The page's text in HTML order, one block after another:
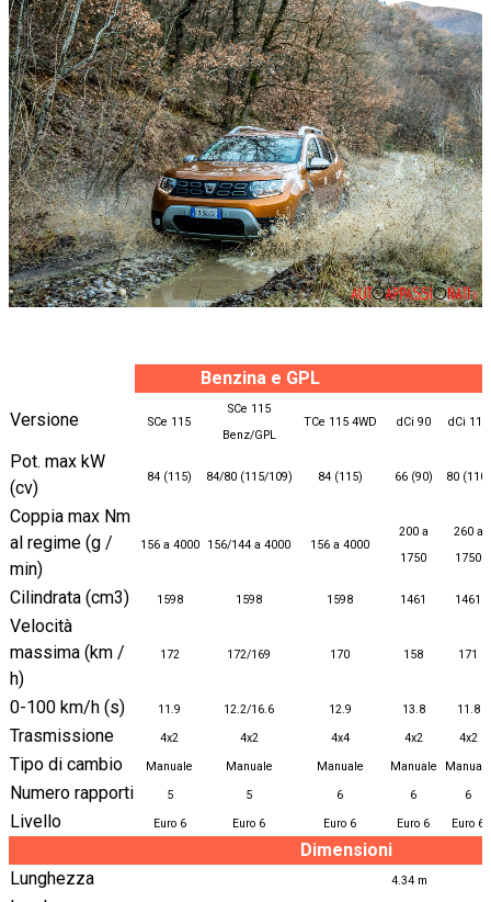
Benzina e GPL
Versione
SCe 115
SCe 115
Benz/GPL
TCe 115 4WD dCi 90 dCi 110
Pot. max kW
(cv)
84 (115) 84/80 (115/109) 84 (115) 66 (90) 80 (110)
Coppia max Nm
al regime (g /
min)
156 a 4000 156/144 a 4000 156 a 4000
200 a
1750
260 a
1750
Cilindrata (cm3) 1598 1598 1598 1461 1461
Velocità
massima (km /
h)
172 172/169 170 158 171
0-100 km/h (s) 11.9 12.2/16.6 12.9 13.8 11.8
Trasmissione 4x2 4x2 4x4 4x2 4x2
Tipo di cambio Manuale Manuale Manuale Manuale Manuale
Numero rapporti 5 5 6 6 6
Livello Euro 6 Euro 6 Euro 6 Euro 6 Euro 6
Dimensioni
Lunghezza
4.34 m